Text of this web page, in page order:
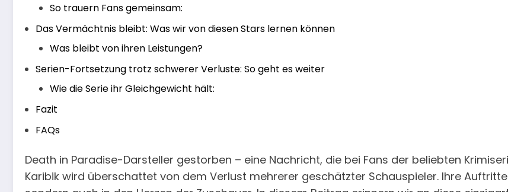
So trauern Fans gemeinsam:
Das Vermächtnis bleibt: Was wir von diesen Stars lernen können
Was bleibt von ihren Leistungen?
Serien-Fortsetzung trotz schwerer Verluste: So geht es weiter
Wie die Serie ihr Gleichgewicht hält:
Fazit
FAQs
Death in Paradise-Darsteller gestorben – eine Nachricht, die bei Fans der beliebten
Karibik wird überschattet von dem Verlust mehrerer geschätzter Schauspieler. Ihre